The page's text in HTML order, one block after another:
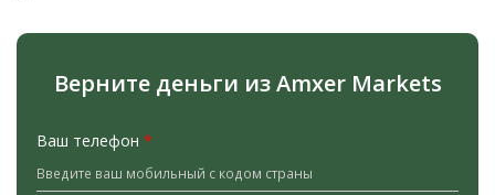
Верните деньги из Amxer Markets
Ваш телефон *